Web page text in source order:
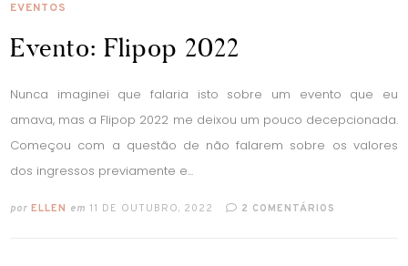
EVENTOS
Evento: Flipop 2022
Nunca imaginei que falaria isto sobre um evento que eu
amava, mas a Flipop 2022 me deixou um pouco decepcionada.
Começou com a questão de não falarem sobre os valores
dos ingressos previamente e...
por ELLEN em 11 DE OUTUBRO, 2022 2 COMENTÁRIOS